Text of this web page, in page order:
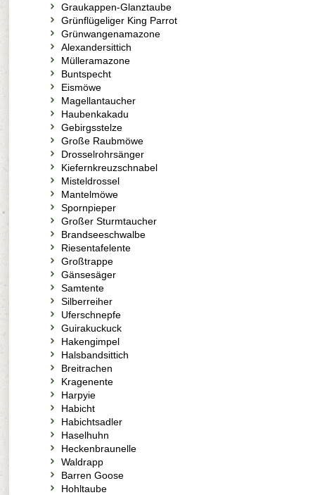
Graukappen-Glanztaube
Grünflügeliger King Parrot
Grünwangenamazone
Alexandersittich
Mülleramazone
Buntspecht
Eismöwe
Magellantaucher
Haubenkakadu
Gebirgsstelze
Große Raubmöwe
Drosselrohrsänger
Kiefernkreuzschnabel
Misteldrossel
Mantelmöwe
Spornpieper
Großer Sturmtaucher
Brandseeschwalbe
Riesentafelente
Großtrappe
Gänsesäger
Samtente
Silberreiher
Uferschnepfe
Guirakuckuck
Hakengimpel
Halsbandsittich
Breitrachen
Kragenente
Harpyie
Habicht
Habichtsadler
Haselhuhn
Heckenbraunelle
Waldrapp
Barren Goose
Hohltaube